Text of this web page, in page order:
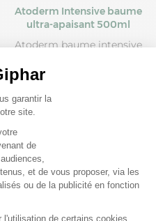
Atoderm Intensive baume
ultra-apaisant 500ml
Atoderm baume intensive
réparatrice pour peaux
sèches et sensible. Avec
sa texture ultra riche et
non collante, la formule
nourrissons prématurés).
Un produit fabriqué en
France.